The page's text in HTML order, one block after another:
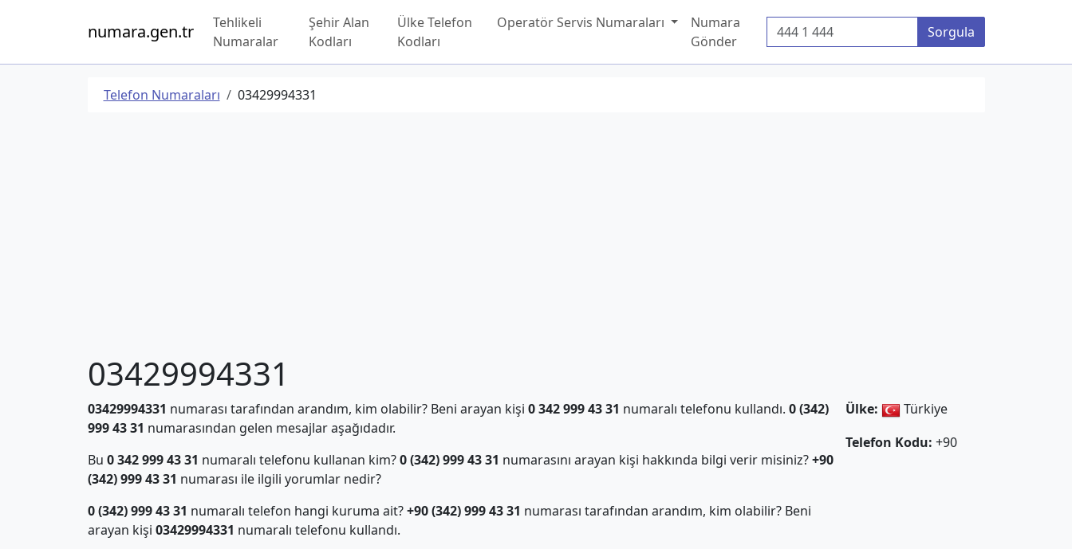
numara.gen.tr
Tehlikeli
Numaralar
Şehir Alan
Kodları
Ülke Telefon
Kodları
Operatör Servis Numaraları
Numara
Gönder
Telefon Numarası Sorgula
Telefon Numaraları 03429994331
03429994331
03429994331 numarası tarafından arandım, kim olabilir? Beni arayan kişi 0 342 999 43 31 numaralı telefonu kullandı. 0 (342)
999 43 31 numarasından gelen mesajlar aşağıdadır.
Bu 0 342 999 43 31 numaralı telefonu kullanan kim?0 (342) 999 43 31 numarasını arayan kişi hakkında bilgi verir misiniz?+90
(342) 999 43 31 numarası ile ilgili yorumlar nedir?
0 (342) 999 43 31 numaralı telefon hangi kuruma ait?+90 (342) 999 43 31 numarası tarafından arandım, kim olabilir? Beni
arayan kişi 03429994331 numaralı telefonu kullandı.
Ülke:
Türkiye
Telefon Kodu: +90